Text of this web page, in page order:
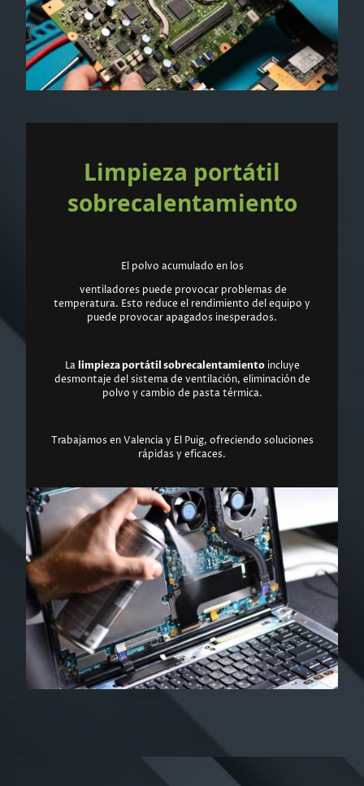
Limpieza portátil
sobrecalentamiento
El polvo acumulado en los
ventiladores puede provocar problemas de
temperatura. Esto reduce el rendimiento del equipo y
puede provocar apagados inesperados.
Lalimpieza portátil sobrecalentamientoincluye
desmontaje del sistema de ventilación, eliminación de
polvo y cambio de pasta térmica.
Trabajamos en Valencia y El Puig, ofreciendo soluciones
rápidas y eficaces.